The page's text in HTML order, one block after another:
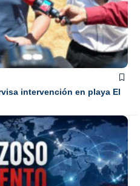
intervención en playa El